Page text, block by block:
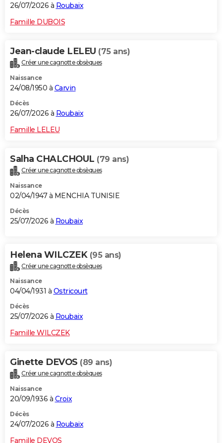
26/07/2026 à Roubaix
Famille DUBOIS
Jean-claude LELEU (75 ans)
Créer une cagnotte obsèques
Naissance
24/08/1950 à Carvin
Décès
26/07/2026 à Roubaix
Famille LELEU
Salha CHALCHOUL (79 ans)
Créer une cagnotte obsèques
Naissance
02/04/1947 à MENCHIA TUNISIE
Décès
25/07/2026 à Roubaix
Helena WILCZEK (95 ans)
Créer une cagnotte obsèques
Naissance
04/04/1931 à Ostricourt
Décès
25/07/2026 à Roubaix
Famille WILCZEK
Ginette DEVOS (89 ans)
Créer une cagnotte obsèques
Naissance
20/09/1936 à Croix
Décès
24/07/2026 à Roubaix
Famille DEVOS